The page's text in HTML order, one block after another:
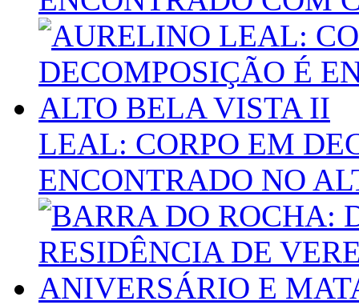
LEAL: CORPO EM
ENCONTRADO NO